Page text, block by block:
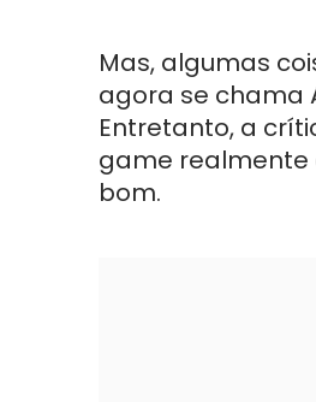
Mas, algumas
agora se chama
Entretanto, a
game realmente
bom.